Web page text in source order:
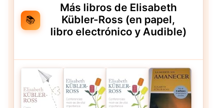
📚
Más libros de Elisabeth
Kübler-Ross (en papel,
libro electrónico y Audible)